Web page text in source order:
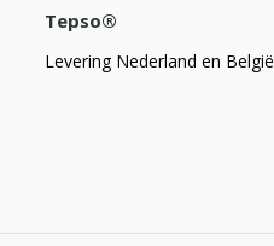
Tepso®
Levering Nederland en België